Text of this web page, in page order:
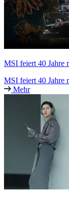
MSI feiert 40 Jahre
MSI feiert 40 Jahre
Mehr